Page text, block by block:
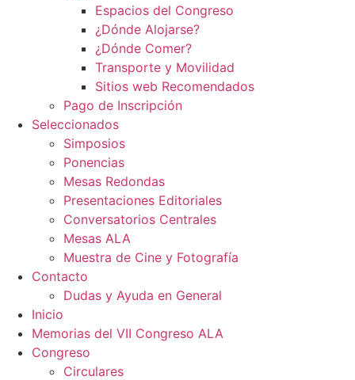
Espacios del Congreso
¿Dónde Alojarse?
¿Dónde Comer?
Transporte y Movilidad
Sitios web Recomendados
Pago de Inscripción
Seleccionados
Simposios
Ponencias
Mesas Redondas
Presentaciones Editoriales
Conversatorios Centrales
Mesas ALA
Muestra de Cine y Fotografía
Contacto
Dudas y Ayuda en General
Inicio
Memorias del VII Congreso ALA
Congreso
Circulares